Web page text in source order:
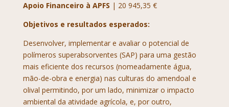
Apoio Financeiro à APFS | 20 945,35 €
Objetivos e resultados esperados:
Desenvolver, implementar e avaliar o potencial de
polímeros superabsorventes (SAP) para uma gestão
mais eficiente dos recursos (nomeadamente água,
mão-de-obra e energia) nas culturas do amendoal e
olival permitindo, por um lado, minimizar o impacto
ambiental da atividade agrícola, e, por outro,